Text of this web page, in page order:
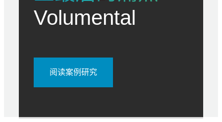
Volumental
阅读案例研究